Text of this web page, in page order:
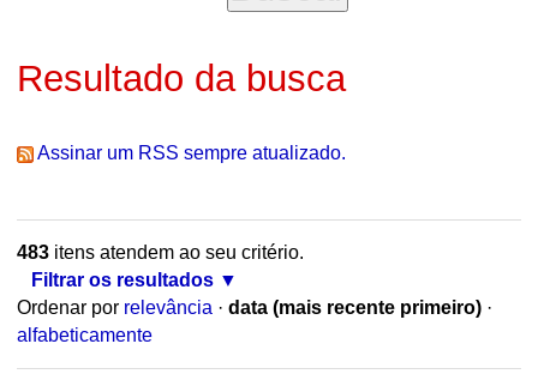
Resultado da busca
Assinar um RSS sempre atualizado.
483itens atendem ao seu critério.
Filtrar os resultados
Ordenar por relevância · data (mais recente primeiro) ·
alfabeticamente